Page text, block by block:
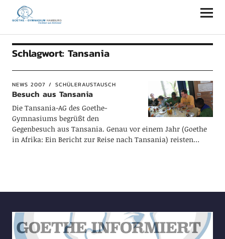
Goethe-Gymnasium Hamburg
Schlagwort: Tansania
NEWS 2007 SCHÜLERAUSTAUSCH
Besuch aus Tansania
Die Tansania-AG des Goethe-
Gymnasiums begrüßt den
Gegenbesuch aus Tansania. Genau vor einem Jahr (Goethe
in Afrika: Ein Bericht zur Reise nach Tansania) reisten…